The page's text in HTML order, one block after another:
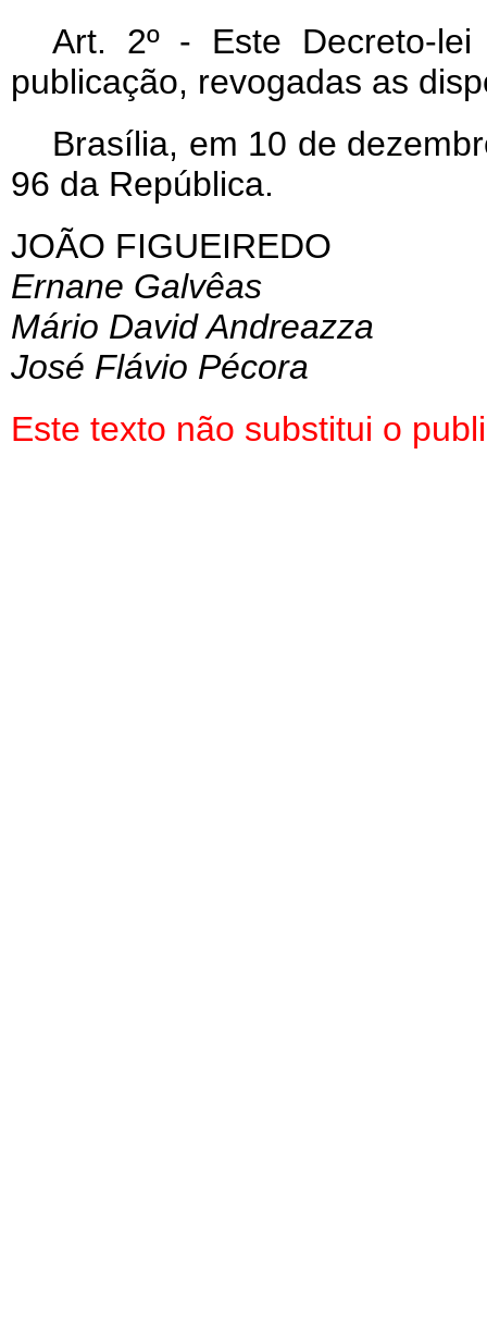
Art. 2º - Este Decreto-
publicação, revogadas as
Brasília, em 10 de
96 da República.
JOÃO FIGUEIREDO
Ernane Galvêas
Mário David Andreazza
José Flávio Pécora
Este texto não substitui o